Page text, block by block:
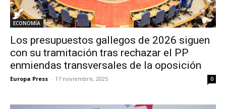
ECONOMÍA
Los presupuestos gallegos de 2026 siguen
con su tramitación tras rechazar el PP
enmiendas transversales de la oposición
Europa Press - 17 noviembre, 2025 0